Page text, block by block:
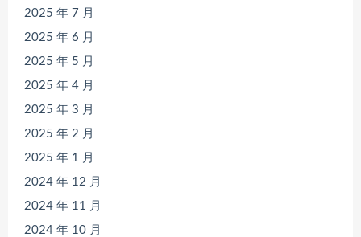
2025 年 7 月
2025 年 6 月
2025 年 5 月
2025 年 4 月
2025 年 3 月
2025 年 2 月
2025 年 1 月
2024 年 12 月
2024 年 11 月
2024 年 10 月